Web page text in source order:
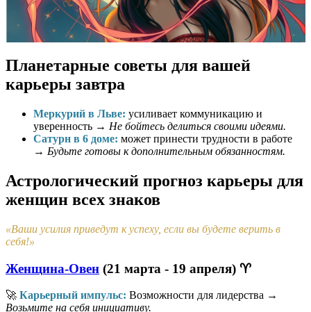
Планетарные советы для вашей
карьеры завтра
Меркурий в Льве: усиливает коммуникацию и
уверенность → Не бойтесь делиться своими идеями.
Сатурн в 6 доме: может принести трудности в работе
→ Будьте готовы к дополнительным обязанностям.
Астрологический прогноз карьеры для
женщин всех знаков
«Ваши усилия приведут к успеху, если вы будете верить в
себя!»
Женщина-Овен (21 марта - 19 апреля) ♈
🚀 Карьерный импульс: Возможности для лидерства →
Возьмите на себя инициативу.